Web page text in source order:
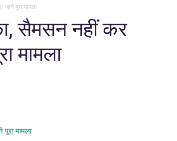
जानें पूरा मामला
सैमसन नहीं कर
मामला